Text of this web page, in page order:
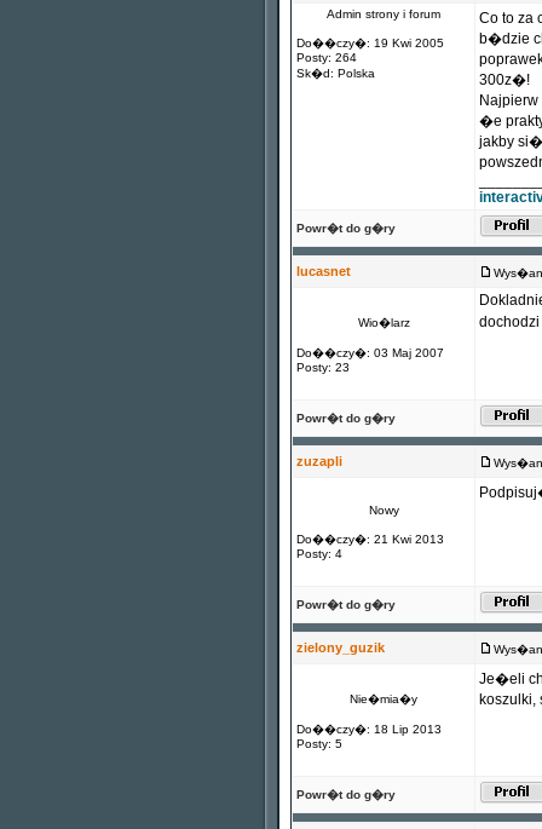
Admin strony i forum
Do��czy�: 19 Kwi 2005
Posty: 264
Sk�d: Polska
Co to
b�dzie
300z�!
�e
jakby
Powr�t do g�ry
lucasnet
Wio�larz
Do��czy�: 03 Maj 2007
Posty: 23
Powr�t do g�ry
zuzapli
Nowy
Do��czy�: 21 Kwi 2013
Posty: 4
Powr�t do g�ry
zielony_guzik
Nie�mia�y
Do��czy�: 18 Lip 2013
Posty: 5
Je�eli
Powr�t do g�ry